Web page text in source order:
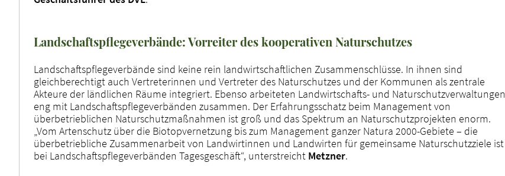
Landschaftspflegeverbände: Vorreiter des kooperativen Naturschutzes
Landschaftspflegeverbände sind keine rein landwirtschaftlichen Zusammenschlüsse. In ihnen sind
gleichberechtigt auch Vertreterinnen und Vertreter des Naturschutzes und der Kommunen als zentrale
Akteure der ländlichen Räume integriert. Ebenso arbeiteten Landwirtschafts- und Naturschutzverwaltungen
eng mit Landschaftspflegeverbänden zusammen. Der Erfahrungsschatz beim Management von
überbetrieblichen Naturschutzmaßnahmen ist groß und das Spektrum an Naturschutzprojekten enorm.
„Vom Artenschutz über die Biotopvernetzung bis zum Management ganzer Natura 2000-Gebiete – die
überbetriebliche Zusammenarbeit von Landwirtinnen und Landwirten für gemeinsame Naturschutzziele ist
bei Landschaftspflegeverbänden Tagesgeschäft“, unterstreicht Metzner.